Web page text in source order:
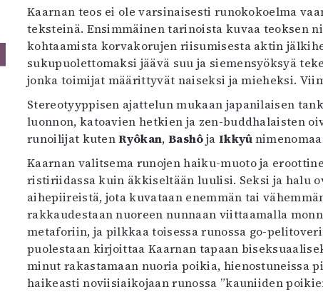
Kuvataide
Kirjat
In English
Esitystaide
Arkisto
Kaarnan teos ei ole varsinaisesti runokokoelma
teksteinä. Ensimmäinen tarinoista kuvaa teoksen
kohtaamista korvakorujen riisumisesta aktin
sukupuolettomaksi jäävä suu ja siemensyöksyä
jonka toimijat määrittyvät naiseksi ja mieheksi.
Stereotyyppisen ajattelun mukaan japanilaisen
luonnon, katoavien hetkien ja zen-buddhalaisten
runoilijat kutenRyôkan,Bashôja Ikkyû
Kaarnan valitsema runojen haiku-muoto ja
ristiriidassa kuin äkkiseltään luulisi. Seksi ja halu
aihepiireistä, jota kuvataan enemmän tai
rakkaudestaan nuoreen nunnaan viittaamalla
metaforiin, ja pilkkaa toisessa runossa go-
puolestaan kirjoittaa Kaarnan tapaan
minut rakastamaan nuoria poikia, hienostuneissa
haikeasti noviisiaikojaan runossa ”kauniiden